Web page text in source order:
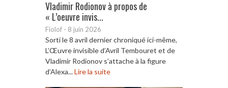
Vladimir Rodionov à propos de
« L’oeuvre invis...
Fiolof - 8 juin 2026
Sorti le 8 avril dernier chroniqué ici-même,
L’Œuvre invisible d’Avril Tembouret et de
Vladimir Rodionov s’attache à la figure
d’Alexa...Lire la suite